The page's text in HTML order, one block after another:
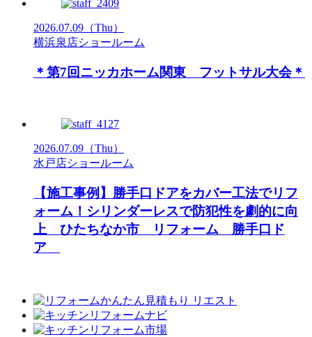
2026.07.09 （Thu）
横浜泉店ショールーム
＊第7回ニッカホーム関東 フットサル大会＊
2026.07.09 （Thu）
水戸店ショールーム
【施工事例】勝手口ドアをカバー工法でリフ
ォーム！シリンダーレスで防犯性を劇的に向
上 ひたちなか市 リフォーム 勝手口ド
ア